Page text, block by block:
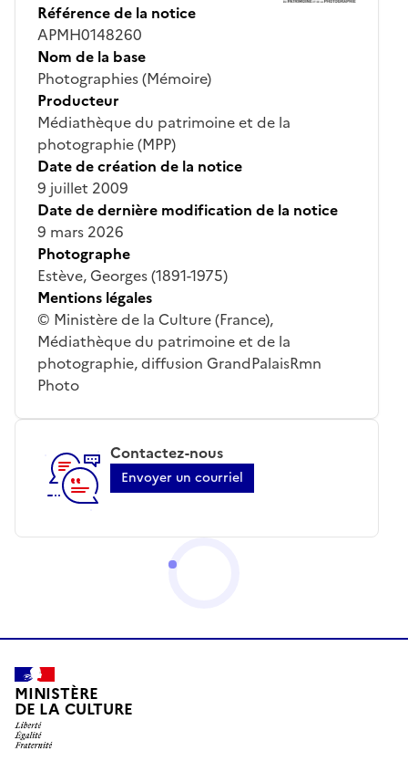
Référence de la notice
APMH0148260
Nom de la base
Photographies (Mémoire)
Producteur
Médiathèque du patrimoine et de la
photographie (MPP)
Date de création de la notice
9 juillet 2009
Date de dernière modification de la notice
9 mars 2026
Photographe
Estève, Georges (1891-1975)
Mentions légales
© Ministère de la Culture (France),
Médiathèque du patrimoine et de la
photographie, diffusion GrandPalaisRmn
Photo
Contactez-nous
Envoyer un courriel
MINISTÈRE
DE LA CULTURE